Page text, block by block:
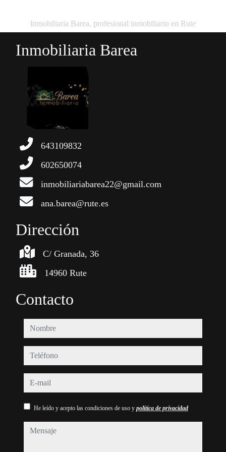
Inmobiliaria Barea, profesional inmobiliario en Rute
Inmobiliaria Barea
643109832
602650074
inmobiliariabarea22@gmail.com
ana.barea@rute.es
Dirección
C/ Granada, 36
14960 Rute
Contacto
nombre
teléfono
e-mail
He leído y acepto las condiciones de uso y política de privacidad
mensaje